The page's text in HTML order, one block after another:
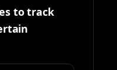
to track